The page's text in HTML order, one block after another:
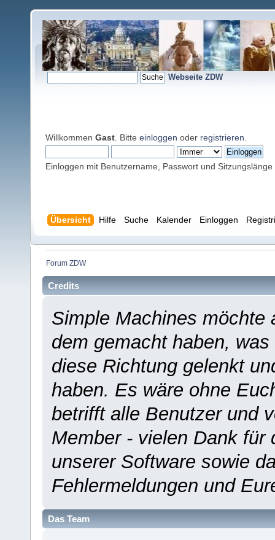
Webseite ZDW
Willkommen Gast . Bitte einloggen oder registrieren
Einloggen mit Benutzername, Passwort und Sitzungslänge
Übersicht Hilfe Suche Kalender Einloggen
Forum ZDW
Credits
Simple Machines möchte
dem gemacht haben,
diese Richtung gelenkt
haben. Es wäre ohne
betrifft alle Benutzer und
Member - vielen Dank für
unserer Software sowie
Fehlermeldungen und
Das Team